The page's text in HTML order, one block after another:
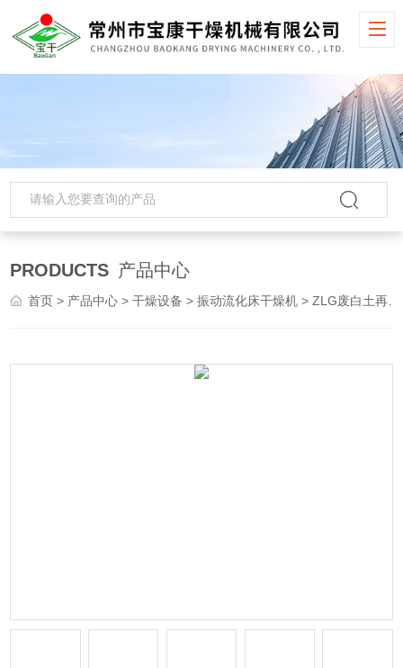
PRODUCTS 产品中心
首页 > 产品中心 >干燥设备 >振动流化床干燥机 > ZLG废白土再生颗粒振动流化床干燥机